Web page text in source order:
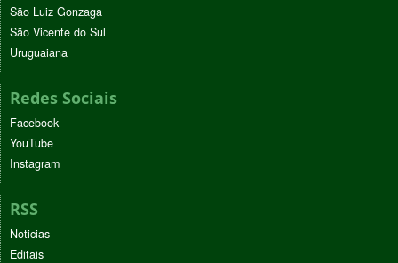
São Luiz Gonzaga
São Vicente do Sul
Uruguaiana
Redes Sociais
Facebook
YouTube
Instagram
RSS
Noticias
Editais